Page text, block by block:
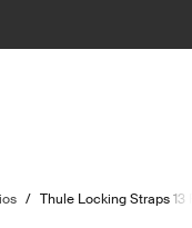
/ Thule Locking Straps 13